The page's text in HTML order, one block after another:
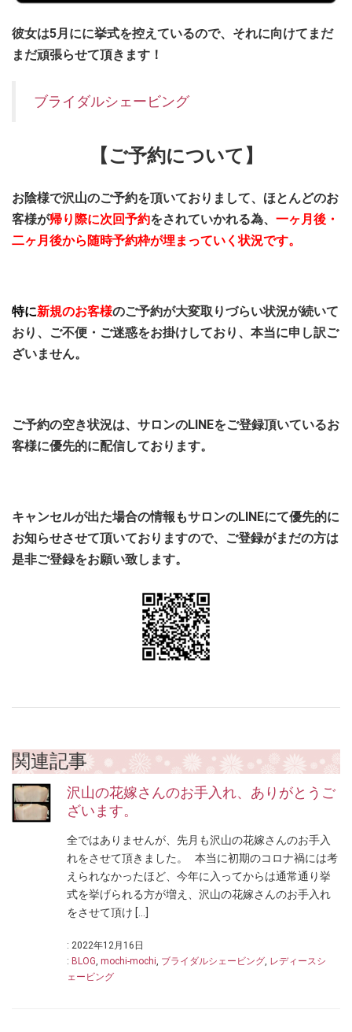
彼女は5月にに挙式を控えているので、それに向けてまだ
まだ頑張らせて頂きます！
ブライダルシェービング
【ご予約について】
お陰様で沢山のご予約を頂いておりまして、ほとんどのお
客様が帰り際に次回予約をされていかれる為、 一ヶ月後・
二ヶ月後から随時予約枠が埋まっていく状況です。
特に新規のお客様のご予約が大変取りづらい状況が続いて
おり、ご不便・ご迷惑をお掛けしており、本当に申し訳ご
ざいません。
ご予約の空き状況は、サロンのLINEをご登録頂いているお
客様に優先的に配信しております。
キャンセルが出た場合の情報もサロンのLINEにて優先的に
お知らせさせて頂いておりますので、ご登録がまだの方は
是非ご登録をお願い致します。
関連記事
沢山の花嫁さんのお手入れ、ありがとうご
ざいます。
全ではありませんが、先月も沢山の花嫁さんのお手入
れをさせて頂きました。 本当に初期のコロナ禍には考
えられなかったほど、今年に入ってからは通常通り挙
式を挙げられる方が増え、沢山の花嫁さんのお手入れ
をさせて頂け […]
: 2022年12月16日
: BLOG, mochi-mochi, ブライダルシェービング, レディースシ
ェービング